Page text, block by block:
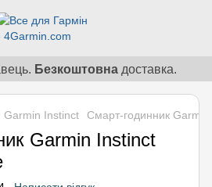
Безкоштовна доставка.
Garmin Instinct Смарт-годинник
Garmin Instinct